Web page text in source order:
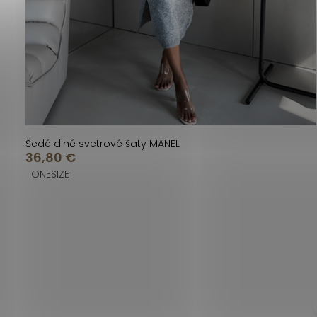
u
k
t
o
v
u
k
t
v
Šedé dlhé svetrové šaty MANEL
36,80 €
ONESIZE